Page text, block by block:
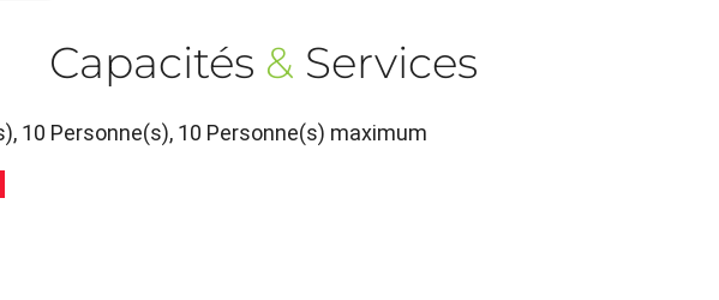
Capacités & Services
10 Personne(s), 10 Personne(s) maximum